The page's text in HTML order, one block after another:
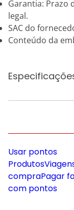
Garantia: Prazo
legal.
SAC do
Conteúdo da
Usar pontos
Produtos
compraPagar
com pontos